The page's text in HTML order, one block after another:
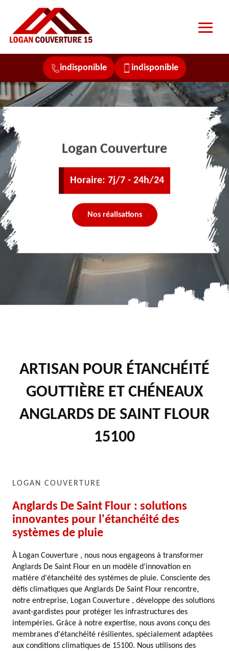
indisponible indisponible
Logan Couverture
Horaire: 7j/7 - 24h/24
Nos réalisations
ARTISAN POUR ÉTANCHÉITÉ
GOUTTIÈRE ET CHÉNEAUX
ANGLARDS DE SAINT FLOUR
15100
LOGAN COUVERTURE
Anglards De Saint Flour : solutions
innovantes pour l'étanchéité des
systèmes de pluie
À Logan Couverture , nous nous engageons à transformer
Anglards De Saint Flour en un modèle d'innovation en
matière d'étanchéité des systèmes de pluie. Consciente des
défis climatiques que Anglards De Saint Flour rencontre,
notre entreprise, Logan Couverture , développe des solutions
avant-gardistes pour protéger les infrastructures des
intempéries. Grâce à notre expertise, nous avons conçu des
membranes d'étanchéité résilientes, spécialement adaptées
aux conditions climatiques de 15100. Nous utilisons des